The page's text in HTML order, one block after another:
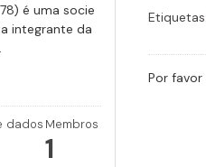
é uma socie
integrante da
dados Membros
1
Etiquetas:
Por